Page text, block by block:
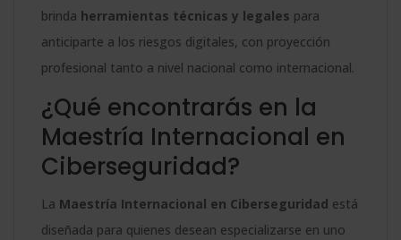
brinda herramientas técnicas y legales para
anticiparte a los riesgos digitales, con proyección
profesional tanto a nivel nacional como internacional.
¿Qué encontrarás en la
Maestría Internacional en
Ciberseguridad?
La Maestría Internacional en Ciberseguridad está
diseñada para quienes desean especializarse en uno